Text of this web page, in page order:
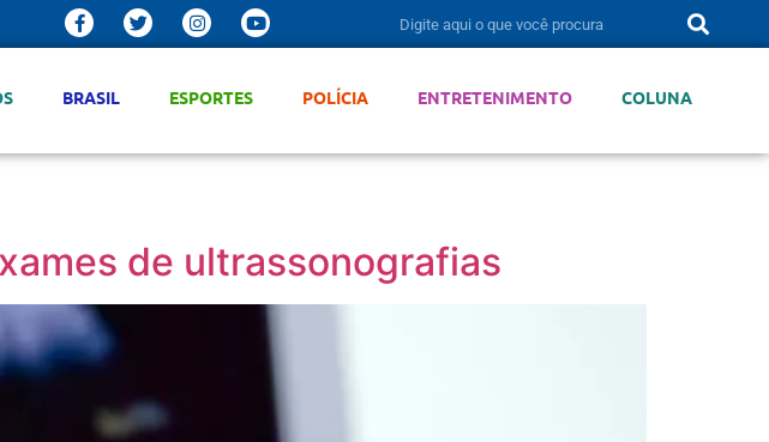
BRASIL ESPORTES POLÍCIA ENTRETENIMENTO COLUNA
de ultrassonografias